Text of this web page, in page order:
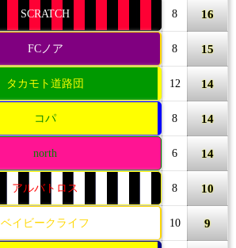
SCRATCH 8 16
FCノア 8 15
タカモト道路団 12 14
コパ 8 14
north 6 14
アルバトロス 8 10
ベイビークライフ 10 9